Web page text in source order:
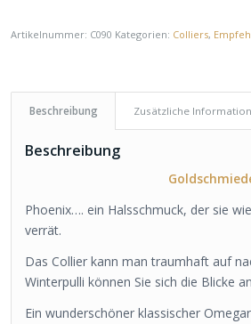
Artikelnummer: C090 Kategorien: Colliers,
Beschreibung Zusätzliche
Beschreibung
Phoenix…. ein Halsschmuck, der sie
verrät.
Das Collier kann man traumhaft auf
Winterpulli können Sie sich die Blicke
Ein wunderschöner klassischer